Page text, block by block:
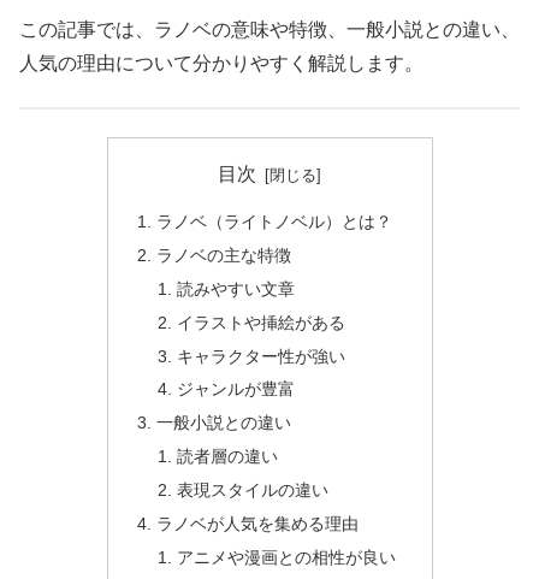
この記事では、ラノベの意味や特徴、一般小説との違い、
人気の理由について分かりやすく解説します。
目次
ラノベ（ライトノベル）とは？
ラノベの主な特徴
読みやすい文章
イラストや挿絵がある
キャラクター性が強い
ジャンルが豊富
一般小説との違い
読者層の違い
表現スタイルの違い
ラノベが人気を集める理由
アニメや漫画との相性が良い